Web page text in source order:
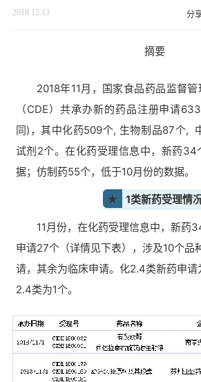
2018.12.13 分
摘要
2018年11月，国家食品药品监督
（CDE）共承办新的药品注册申请
同)，其中化药509个, 生物制品87个,
试剂2个。在化药受理信息中，新药34
据；仿制药55个，低于10月份的数据。
★ 1类新药受理情
11月份，在化药受理信息中，新药
申请27个（详情见下表），涉及10个品
请，其余为临床申请。化2.4类新药申
2.4类为1个。